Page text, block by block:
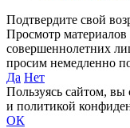
Подтвердите свой
Просмотр материалов
совершеннолетних
просим немедленно
Да Нет
Пользуясь сайтом, вы
и политикой
ОК